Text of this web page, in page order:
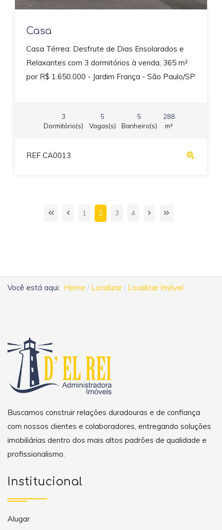
Casa
Casa Térrea: Desfrute de Dias Ensolarados e
Relaxantes com 3 dormitórios à venda, 365 m²
por R$ 1.650.000 - Jardim França - São Paulo/SP
3
Dormitório(s)
5
Vagas(s)
5
Banheiro(s)
288
m²
REF CA0013
1 2 3 4
Você está aqui: Home Localizar Localizar Imóvel
Buscamos construir relações duradouras e de confiança
com nossos clientes e colaboradores, entregando soluções
imobiliárias dentro dos mais altos padrões de qualidade e
profissionalismo.
Institucional
Alugar